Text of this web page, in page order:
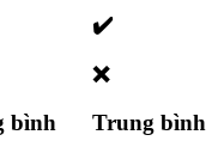
✔️
❌
bình
Trung bình